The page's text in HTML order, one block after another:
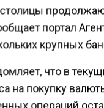
портал
крупных
что в
на покупку
операций